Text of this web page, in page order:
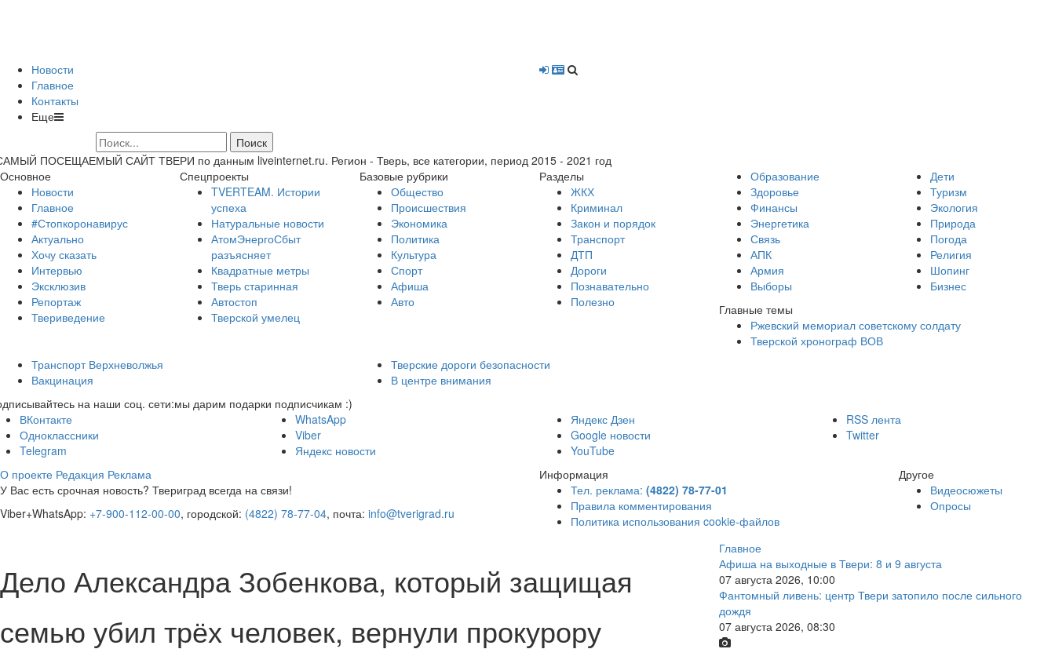
Новости
Главное
Контакты
Еще
ПОСЕЩАЕМЫЙ САЙТ ТВЕРИ по данным liveinternet.ru. Регион - Тверь, все категории, период 2015 - 2021 год
Основное
Новости
Главное
#Стопкоронавирус
Актуально
Хочу сказать
Интервью
Эксклюзив
Репортаж
Твериведение
Спецпроекты
TVERTEAM. Истории
успеха
Натуральные новости
АтомЭнергоСбыт
разъясняет
Квадратные метры
Тверь старинная
Автостоп
Тверской умелец
Базовые рубрики
Общество
Происшествия
Экономика
Политика
Культура
Спорт
Афиша
Авто
Разделы
ЖКХ
Криминал
Закон и порядок
Транспорт
ДТП
Дороги
Познавательно
Полезно
Образование
Здоровье
Финансы
Энергетика
Связь
АПК
Армия
Выборы
Дети
Туризм
Экология
Природа
Погода
Религия
Шопинг
Бизнес
Главные темы
Ржевский мемориал советскому солдату
Тверской хронограф ВОВ
Транспорт Верхневолжья
Вакцинация
Тверские дороги безопасности
В центре внимания
на наши соц. сети:мы дарим подарки подписчикам :)
ВКонтакте
Одноклассники
Telegram
WhatsApp
Viber
Яндекс новости
Яндекс Дзен
Google новости
YouTube
RSS лента
Twitter
О проекте Редакция Реклама
У Вас есть срочная новость? Твериград всегда на связи!
Viber+WhatsApp: +7-900-112-00-00, городской: (4822) 78-77-04, почта: info@tverigrad.ru
Информация
Тел. реклама: (4822) 78-77-01
Правила комментирования
Политика использования cookie-файлов
Другое
Видеосюжеты
Опросы
Дело Александра Зобенкова, который защищая
семью убил трёх человек, вернули прокурору
Главное
Афиша на выходные в Твери: 8 и 9 августа
07 августа 2026, 10:00
Фантомный ливень: центр Твери затопило после сильного
дождя
07 августа 2026, 08:30